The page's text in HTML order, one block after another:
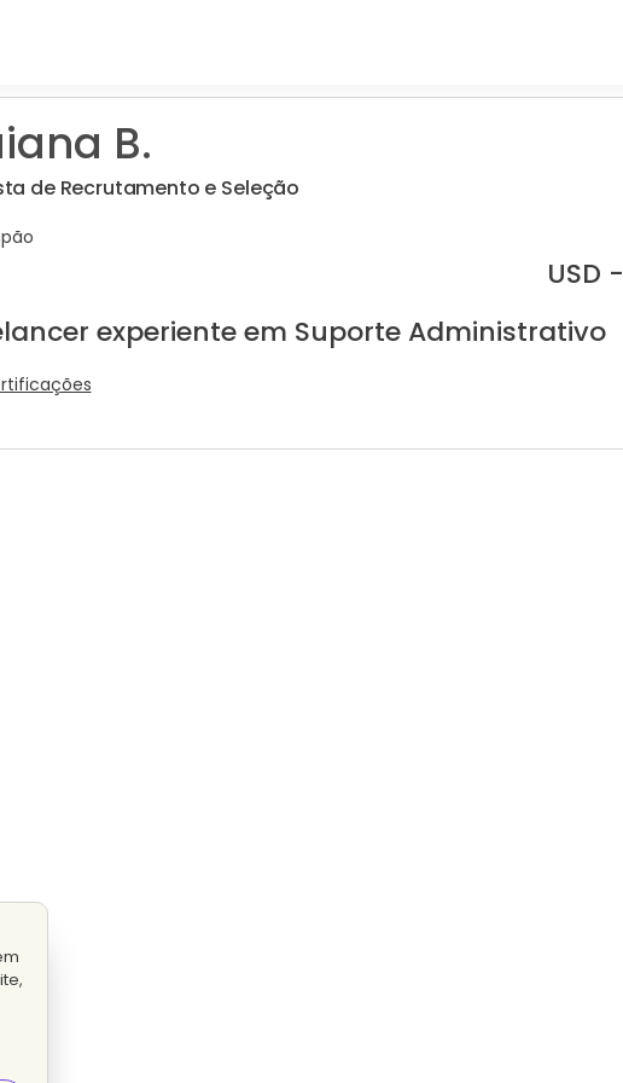
B.
de Recrutamento e Seleção
USD -
experiente em Suporte Administrativo